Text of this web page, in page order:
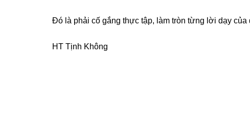
Ðó là phải cố gắng thực tập, làm tròn từng lời dạy của
HT Tịnh Không